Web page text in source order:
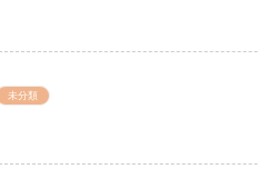
未分類